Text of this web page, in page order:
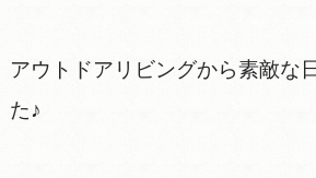
アウトドアリビングから素敵な
た♪